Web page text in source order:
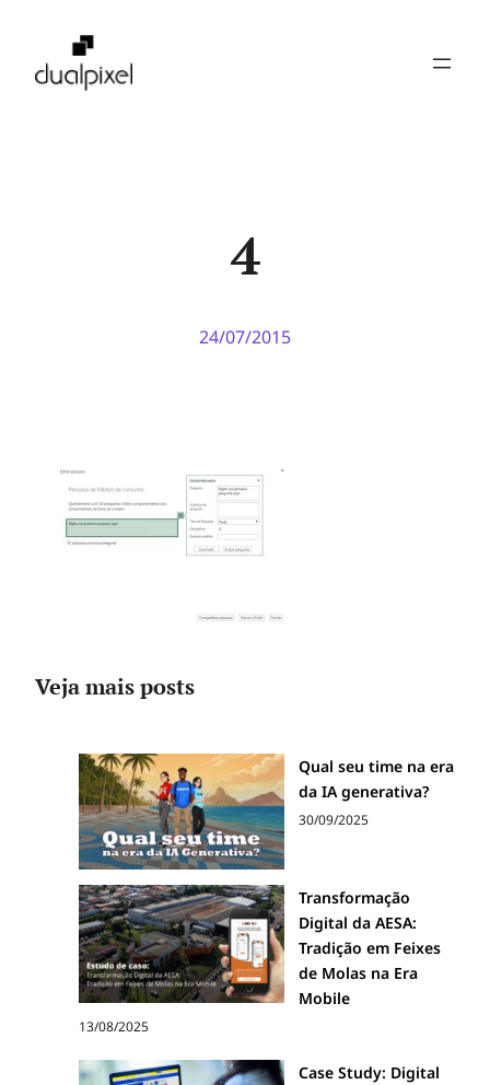
4
24/07/2015
Veja mais posts
Qual seu time na era
da IA generativa?
30/09/2025
Transformação
Digital da AESA:
Tradição em Feixes
de Molas na Era
Mobile
13/08/2025
Case Study: Digital